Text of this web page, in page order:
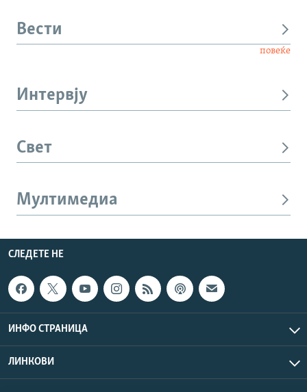
Вести
повеќе
Интервју
Свет
Мултимедиа
СЛЕДЕТЕ НЕ
ИНФО СТРАНИЦА
ЛИНКОВИ